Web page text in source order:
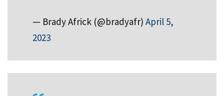
— Brady Africk (@bradyafr) April 5,
2023